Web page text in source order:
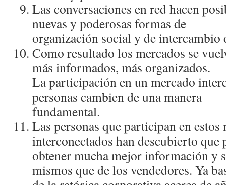
Las conversaciones en red hacen
nuevas y poderosas formas de
organización social y de intercambio
Como resultado los mercados se
más informados, más organizados.
La participación en un mercado
personas cambien de una manera
fundamental.
Las personas que participan en estos
interconectados han descubierto que
obtener mucha mejor información y
mismos que de los vendedores. Ya